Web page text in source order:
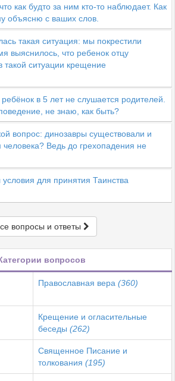
как будто за ним кто-то наблюдает. Как
объясню с ваших слов.
такая ситуация: мы покрестили
выяснилось, что ребенок отцу
ситуации крещение
в 5 лет не слушается родителей.
не знаю, как быть?
вопрос: динозавры существовали и
Ведь до грехопадения не
условия для принятия Таинства
вопросы и ответы
вопросов
Православная вера (360)
Крещение и огласительные
беседы (262)
Священное Писание и
толкования (195)